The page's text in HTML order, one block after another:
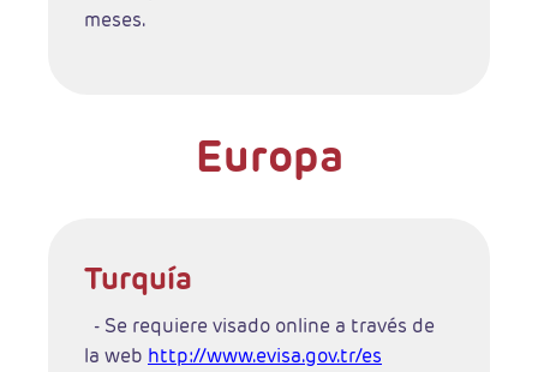
meses.
Europa
Turquía
- Se requiere visado online a través de
la web http://www.evisa.gov.tr/es